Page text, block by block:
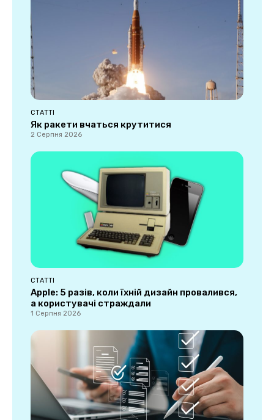
СТАТТІ
Як ракети вчаться крутитися
2 Серпня 2026
СТАТТІ
Apple: 5 разів, коли їхній дизайн провалився,
а користувачі страждали
1 Серпня 2026